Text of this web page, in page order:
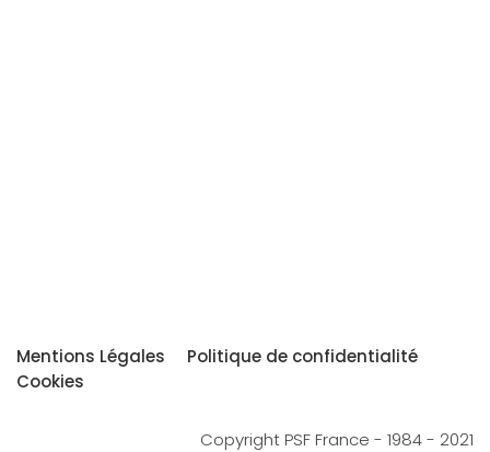
Mentions Légales
Politique de confidentialité
Cookies
Copyright PSF France - 1984 - 2021